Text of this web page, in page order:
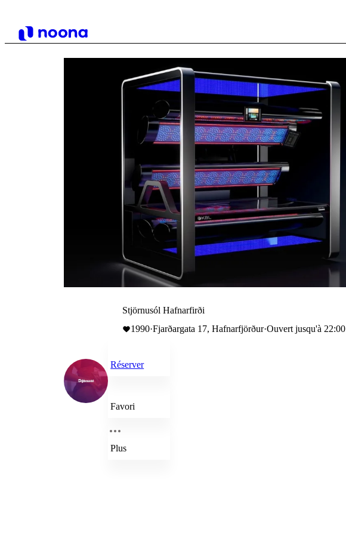
Stjörnusól Hafnarfirði
1990·Fjarðargata 17, Hafnarfjörður·Ouvert jusqu'à 22:00
Réserver
Favori
Plus